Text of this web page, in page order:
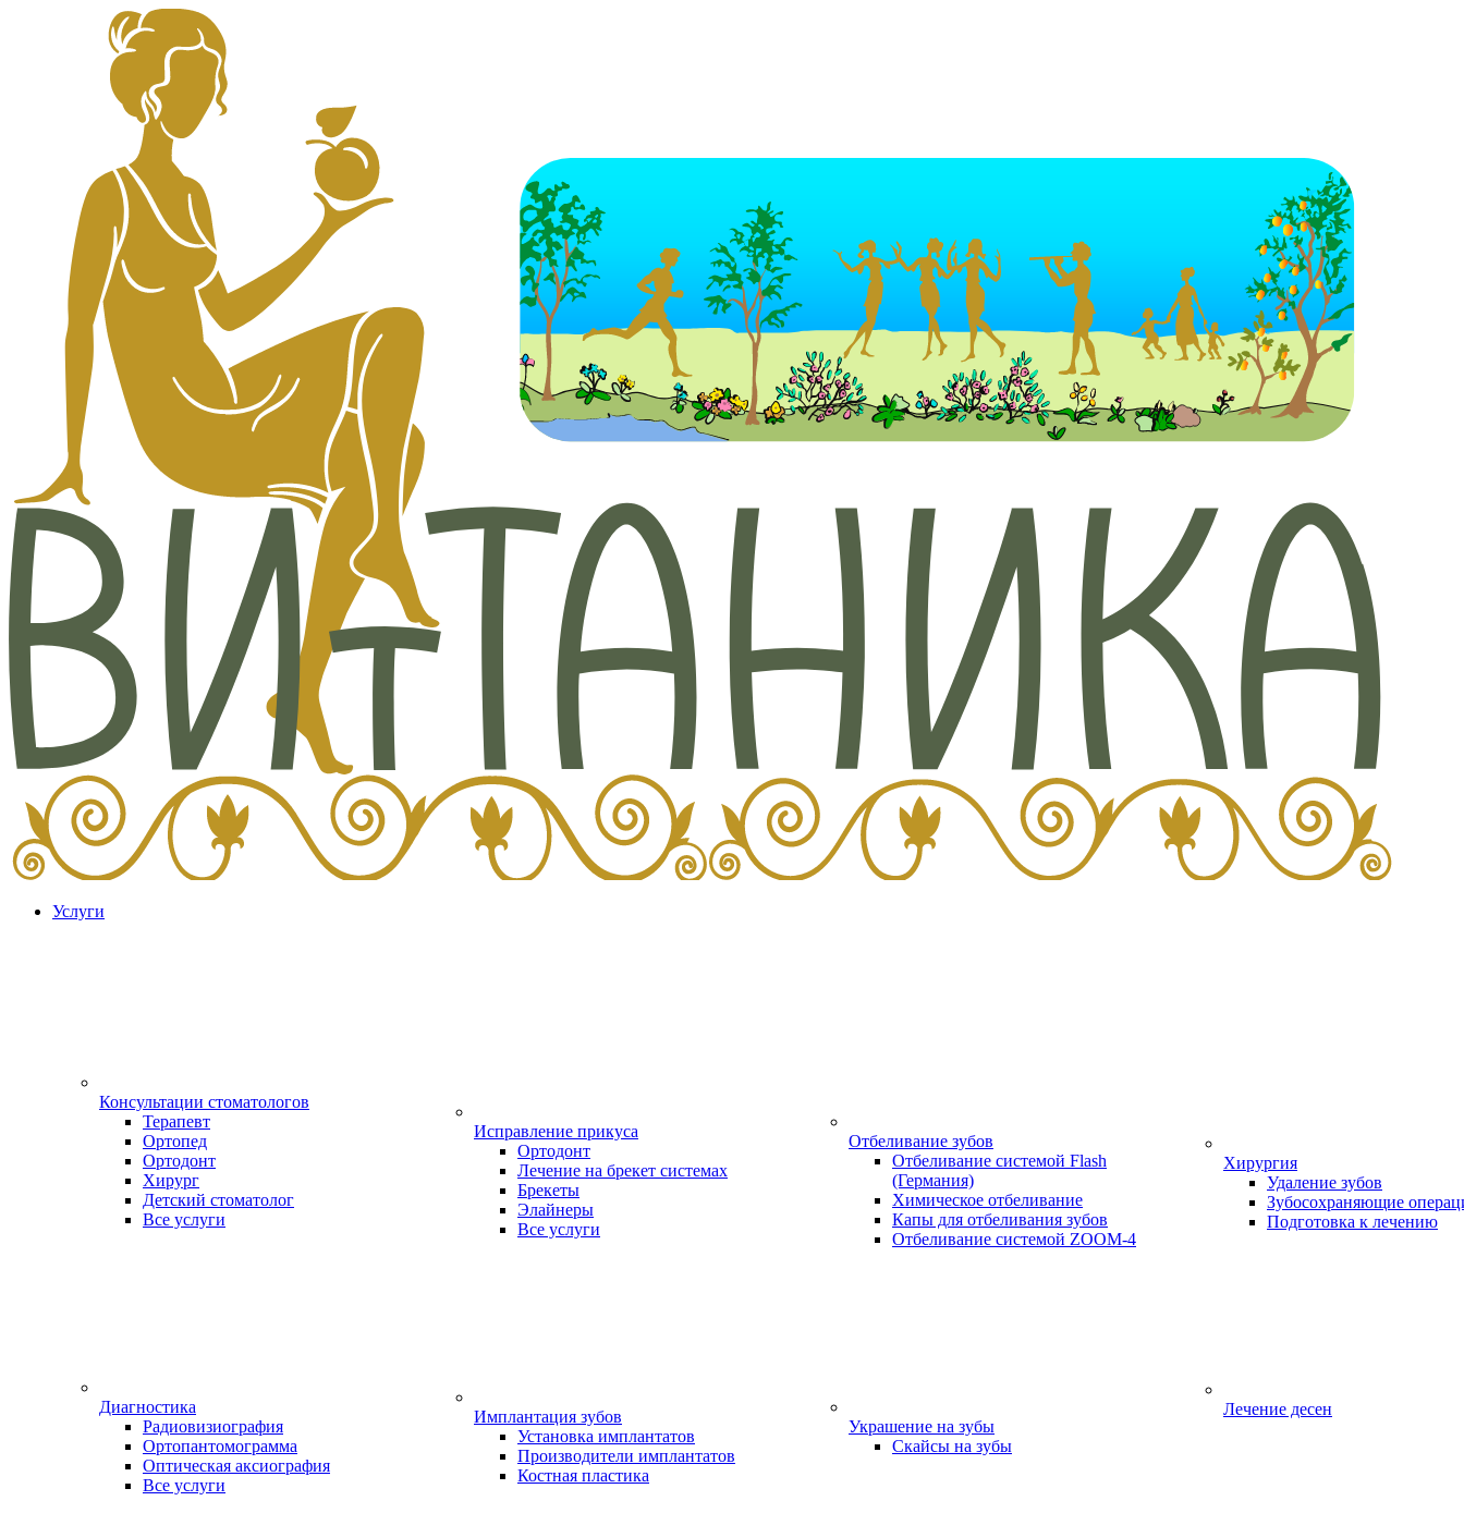
Услуги
Консультации стоматологов
Терапевт
Ортопед
Ортодонт
Хирург
Детский стоматолог
Все услуги
Диагностика
Радиовизиография
Ортопантомограмма
Оптическая аксиография
Все услуги
Исправление прикуса
Ортодонт
Лечение на брекет системах
Брекеты
Элайнеры
Все услуги
Имплантация зубов
Установка имплантатов
Производители имплантатов
Костная пластика
Отбеливание зубов
Отбеливание системой Flash
(Германия)
Химическое отбеливание
Капы для отбеливания зубов
Отбеливание системой ZOOM-4
Украшение на зубы
Скайсы на зубы
Хирургия
Удаление зубов
Зубосохраняющие
Подготовка к лечению
Лечение десен